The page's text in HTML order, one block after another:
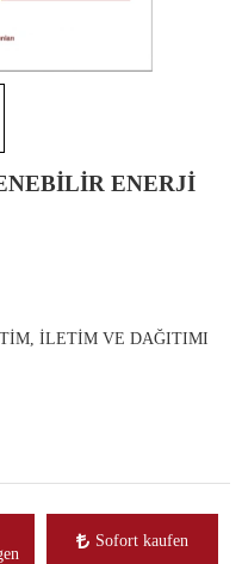
ENERJİ
İLETİM VE DAĞITIMI
Sofort kaufen